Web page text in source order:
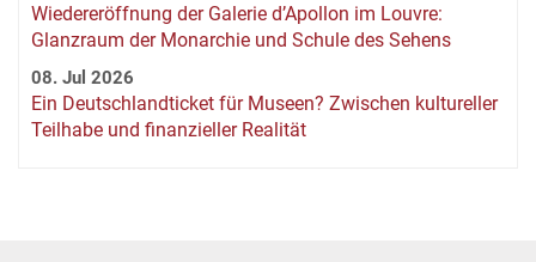
Wiedereröffnung der Galerie d’Apollon im Louvre:
Glanzraum der Monarchie und Schule des Sehens
08. Jul 2026
Ein Deutschlandticket für Museen? Zwischen kultureller
Teilhabe und finanzieller Realität